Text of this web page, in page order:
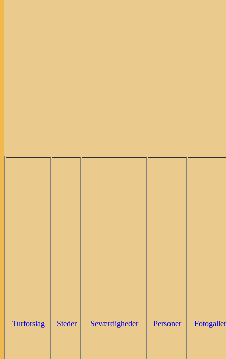
Turforslag Steder Seværdigheder Personer